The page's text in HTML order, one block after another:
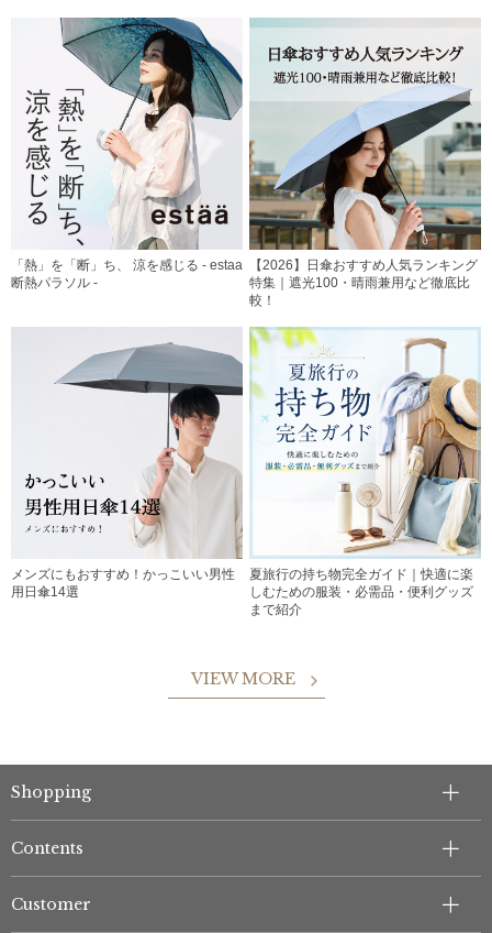
「熱」を「断」ち、 涼を感じる - estaa
断熱パラソル -
【2026】日傘おすすめ人気ランキング
特集｜遮光100・晴雨兼用など徹底比
較！
メンズにもおすすめ！かっこいい男性
用日傘14選
夏旅行の持ち物完全ガイド｜快適に楽
しむための服装・必需品・便利グッズ
まで紹介
VIEW MORE
Shopping
Contents
Customer